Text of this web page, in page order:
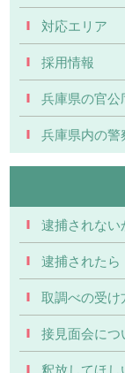
対応エリア
採用情報
兵庫県の官
兵庫県内の警
逮捕されない
逮捕されたら
取調べの受け
接見面会につ